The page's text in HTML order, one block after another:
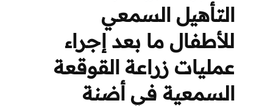
التأهيل السمعي
للأطفال ما بعد إجراء
عمليات زراعة القوقعة
السمعية في أضنة